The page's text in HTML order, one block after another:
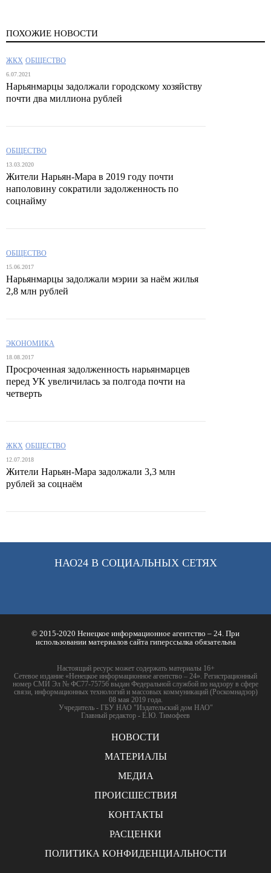
ПОХОЖИЕ НОВОСТИ
ЖКХ ОБЩЕСТВО
6.07.2021
Нарьянмарцы задолжали городскому хозяйству
почти два миллиона рублей
ОБЩЕСТВО
13.03.2020
Жители Нарьян-Мара в 2019 году почти
наполовину сократили задолженность по
соцнайму
ОБЩЕСТВО
15.06.2017
Нарьянмарцы задолжали мэрии за наём жилья
2,8 млн рублей
ЭКОНОМИКА
18.08.2017
Просроченная задолженность нарьянмарцев
перед УК увеличилась за полгода почти на
четверть
ЖКХ ОБЩЕСТВО
12.07.2018
Жители Нарьян-Мара задолжали 3,3 млн
рублей за соцнаём
НАО24 В СОЦИАЛЬНЫХ СЕТЯХ
© 2015-2020 Ненецкое информационное агентство – 24. При
использовании материалов сайта гиперссылка обязательна
Настоящий ресурс может содержать материалы 16+
Сетевое издание «Ненецкое информационное агентство – 24». Регистрационный
номер СМИ Эл № ФС77-75756 выдан Федеральной службой по надзору в сфере
связи, информационных технологий и массовых коммуникаций (Роскомнадзор)
08 мая 2019 года.
Учредитель - ГБУ НАО "Издательский дом НАО"
Главный редактор - Е.Ю. Тимофеев
НОВОСТИ
МАТЕРИАЛЫ
МЕДИА
ПРОИСШЕСТВИЯ
КОНТАКТЫ
РАСЦЕНКИ
ПОЛИТИКА КОНФИДЕНЦИАЛЬНОСТИ